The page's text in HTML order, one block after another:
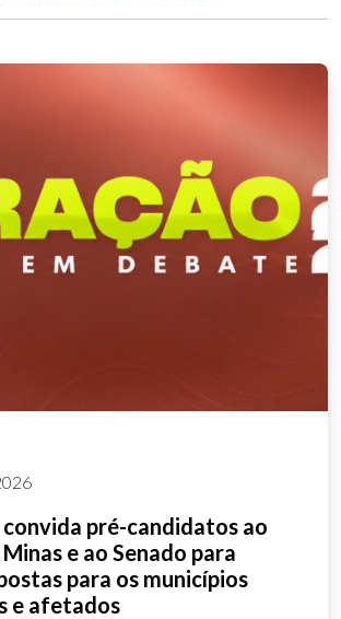
pré-candidatos ao
e ao Senado para
para os municípios
e afetados